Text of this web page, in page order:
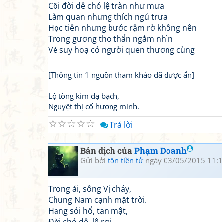
Cõi đời dê chó lệ tràn như mưa
Làm quan nhưng thích ngủ trưa
Học tiên nhưng bước rậm rờ không nên
Trong gương thơ thẩn ngắm nhìn
Vẻ suy hoạ có người quen thương cùng
[Thông tin 1 nguồn tham khảo đã được ẩn]
Lộ tòng kim dạ bạch,
Nguyệt thị cố hương minh.
☆
☆
☆
☆
☆ Trả lời
Bản dịch củaPhạm Doanh
Gửi bởi tôn tiền tửngày 03/05/2015
Trong ải, sông Vị chảy,
Chung Nam cạnh mặt trời.
Hang sói hổ, tan mật,